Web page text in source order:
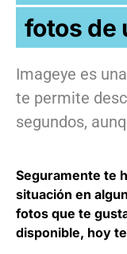
fotos de
Imageye es
te permite
segundos,
Seguramente te
situación en
fotos que te
disponible, hoy